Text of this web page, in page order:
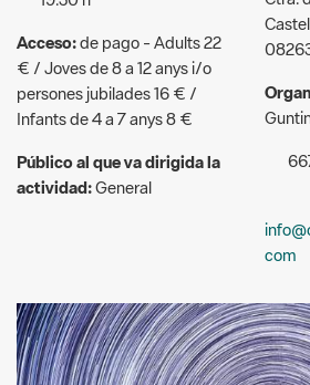
Infants de 4 a 7 anys 8 €
Público al que va dirigida la
actividad: General